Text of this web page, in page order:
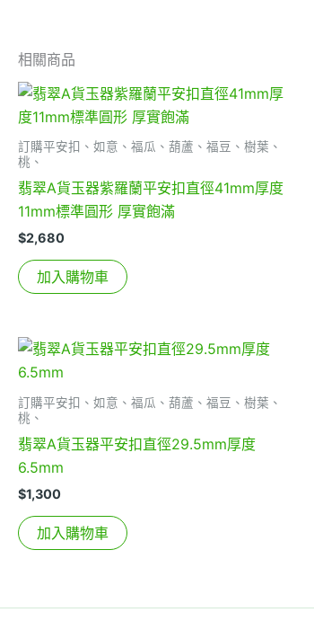
相關商品
訂購平安扣、如意、福瓜、葫蘆、福豆、樹葉、
桃、
翡翠A貨玉器紫羅蘭平安扣直徑41mm厚度
11mm標準圓形 厚實飽滿
$2,680
加入購物車
訂購平安扣、如意、福瓜、葫蘆、福豆、樹葉、
桃、
翡翠A貨玉器平安扣直徑29.5mm厚度
6.5mm
$1,300
加入購物車